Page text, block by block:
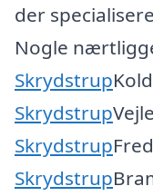
der
Nogle
Skrydstrup
SkrydstrupVejle
Skrydstrup
Skrydstrup